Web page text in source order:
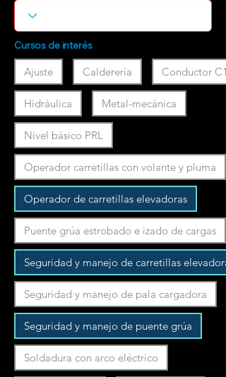
Cursos de interés
Ajuste Calderería Conductor C1
Hidráulica Metal-mecánica
Nivel básico PRL
Operador carretillas con volante y pluma
Operador de carretillas elevadoras
Puente grúa estrobado e izado de cargas
Seguridad y manejo de carretillas
Seguridad y manejo de pala cargadora
Seguridad y manejo de puente grúa
Soldadura con arco eléctrico